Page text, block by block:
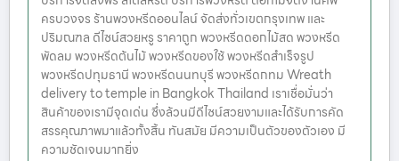
ครบวงจร ร้านพวงหรีดออนไลน์ จัดส่งทั่วเขตกรุงเทพ และ
ปริมณฑล ดีไซน์สวยหรู ราคาถูก พวงหรีดดอกไม้สด พวงหรีด
พัดลม พวงหรีดต้นไม้ พวงหรีดของใช้ พวงหรีดสำเร็จรูป
พวงหรีดปทุมธานี พวงหรีดนนทบุรี พวงหรีดกทม Wreath
delivery to temple in Bangkok Thailand เราเชื่อมั่นว่า
สินค้าของเรามีจุดเด่น ซึ่งล้วนมีดีไซน์สวยงามและได้รับการคัด
สรรคุณภาพมาแล้วทั้งสิ้น ทันสมัย มีความเป็นตัวของตัวเอง มี
ความชัดเจนมากยิ่ง